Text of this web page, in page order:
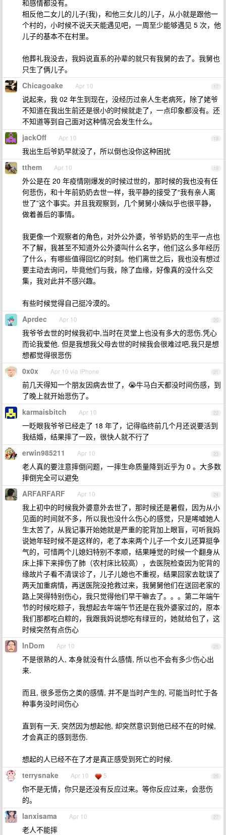
和感情都没有。
相反他二女儿的儿子(我)，和他三女儿的儿子，从小就是跟他一
个村的，小时候不说天天能遇见吧，一周至少能够遇见 5 次，他
儿子的基本不在村里。
他葬礼我没去，我妈说直系的孙辈的就只有我舅的去了。我舅也
只生了俩儿子。
17
Chicagoake Apr 10
说起来，我 02 年生到现在，没经历过亲人生老病死，除了姥爷
不知道在我出生前还是很小的时候就走了，一点印象都没有。还
不知道等到自己面对这种情况会发生什么。
18
jackOff Apr 10
我出生后爷奶早就没了，所以倒也没你这种困扰
19
tthem Apr 10
外公是在 20 年疫情刚爆发的时候过世的，那时候的我也没有任
何悲伤，和十年前奶奶去世一样，我平静的接受了“我有亲人离
世了”这个事实。并且我观察到，几个舅舅小姨似乎也很平静，
做着善后的事情。
我更像一个观察者的角色，对外公外婆，爷爷奶奶的生平一点也
不了解，我甚至不知道外公外婆叫什么名字，他们这么多年经历
了什么，有哪些值得回忆的时刻。他们离世之后，我也没有想过
要主动去询问，毕竟他们与我，除了血缘，好像真的没什么交
集，我对此并不感兴趣。
有些时候觉得自己挺冷漠的。
20
Aprdec Apr 10
我爷爷去世的时候我初中,当时在灵堂上也没有多大的悲伤.凭心
而论我爱他. 但是我想我父母去世的时候我会很难过吧,我只是想
想都觉得很悲伤
21
0x0x Apr 10 via iPhone
前几天得知一个朋友因病去世了，😭牛马白天都没时间伤感，到
了晚上就开始悲伤了。
22
karmaisbitch Apr 10
一眨眼我爷爷已经走了 18 年了，记得临终前几个月还说要活到
我结婚，结果摔了一跤，很快人就不行了
23
erwin985211 Apr 10
老人真的要注意摔倒问题，一摔生命质量降到近乎为 0 。大多数
摔倒完全可以避免
24
ARFARFARF Apr 10
我上初中的时候我外婆意外去世了，那时候还是暑假，因为从小
见面的时间就不多，所以我也没什么伤心的感觉，只是唏嘘她人
生太苦了，从我记事开始她就是严重的驼背加上眼盲，可听我妈
说她年轻时候不是这样的，老了本来两个儿子一个女儿还算挺争
气的，可惜两个儿媳妇特别不孝顺，结果睡觉的时候一个翻身从
床上摔下来摔伤了肺（农村床比较高），去医院检查因为驼背的
缘故片子看不清误诊了，儿子儿媳也不重视，结果回家去耽误了
两天加重病情，再送医院没抢救过来，我舅舅他们在送回老家的
路上哭得特别伤心，我只觉得他们早干嘛去了。。。第二年端午
节的时候吃粽子，我想起去年端午节还是在我外婆家过的，原本
我们那都吃白粽的，我跟我妈说想吃有绿豆的，她就给包了，这
时候突然有点伤心
25
InDom Apr 10
不是很熟的人, 本身就没有什么感情, 所以也不会有多少伤心出
来.
而且, 很多悲伤之类的感情, 并不是当时产生的, 可能当时忙于各
种事务没时间伤心
直到有一天, 突然因为想起他, 却突然意识到他已经不在的时候,
才会真正的感到悲伤.
想起的人已经不在了才是真正感受到死亡的时候.
26
terrysnake Apr 10 5
你不是无情，你只是还没有反应过来。等你反应过来，会悲伤
的。
27
lanxisama Apr 10
老人不能摔